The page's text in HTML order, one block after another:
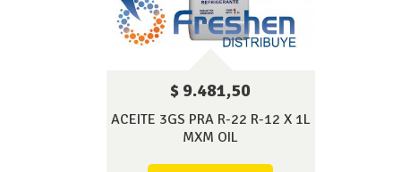
$ 9.481,50
ACEITE 3GS PRA R-22 R-12 X 1L
MXM OIL